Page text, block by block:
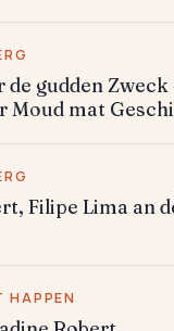
gudden Zweck
Moud mat
Filipe Lima an
HAPPEN